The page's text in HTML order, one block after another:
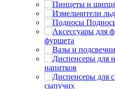
фуршета
напитков
сыпучих